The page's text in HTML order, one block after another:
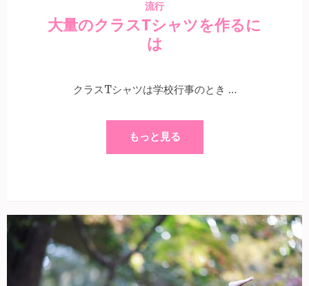
流行
大量のクラスTシャツを作るに
は
クラスTシャツは学校行事のとき …
もっと見る